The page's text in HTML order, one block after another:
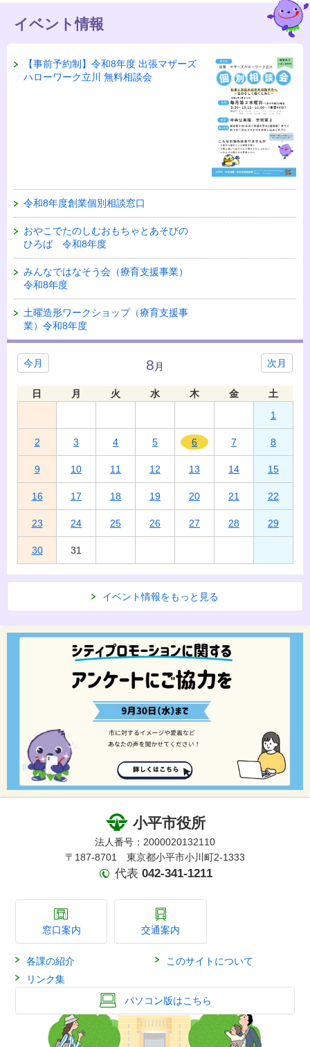
イベント情報
【事前予約制】令和8年度 出張マザーズ
ハローワーク立川 無料相談会
令和8年度創業個別相談窓口
おやこでたのしむおもちゃとあそびの
ひろば 令和8年度
みんなではなそう会（療育支援事業）
令和8年度
土曜造形ワークショップ（療育支援事
業）令和8年度
今月 次月
8月
日 月 火 水 木 金
土
1
2 3 4 5 6 7 8
9 10 11 12 13 14 15
16 17 18 19 20 21 22
23 24 25 26 27 28 29
30 31
イベント情報をもっと見る
小平市役所
法人番号：2000020132110
〒187-8701 東京都小平市小川町2-1333
代表 042-341-1211
窓口案内 交通案内
各課の紹介
このサイトについて
リンク集
パソコン版はこちら